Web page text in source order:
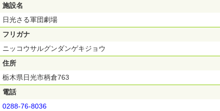
施設名
日光さる軍団劇場
フリガナ
ニッコウサルグンダンゲキジョウ
住所
栃木県日光市柄倉763
電話
0288-76-8036